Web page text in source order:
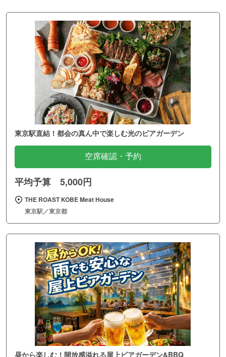
東京駅直結！都会の真ん中で楽しむ光のビアガーデン
空席確認・予約
平均予算 5,000円
THE ROAST KOBE Meat House
東京駅／東京都
昼から楽しむ！開放感溢れる屋上ビアガーデン&BBQ